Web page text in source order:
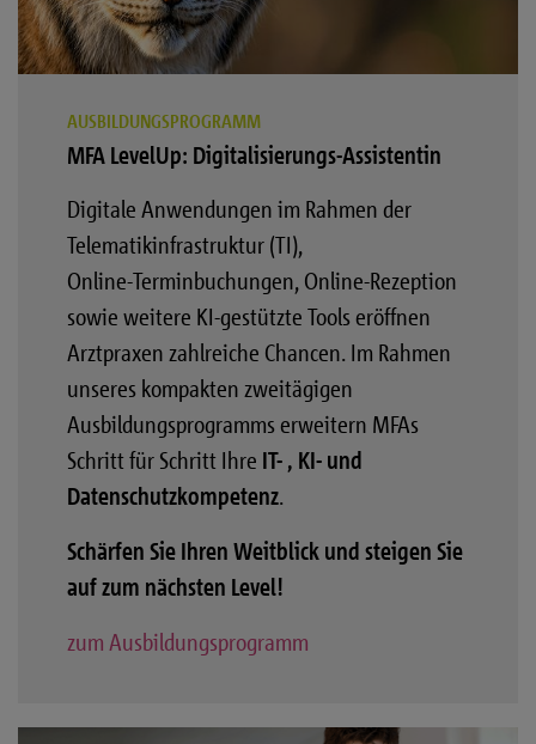
AUSBILDUNGSPROGRAMM
MFA LevelUp: Digitalisierungs-Assistentin
Digitale Anwendungen im Rahmen der
Telematikinfrastruktur (TI),
Online‑Terminbuchungen, Online-Rezeption
sowie weitere KI-gestützte Tools eröffnen
Arztpraxen zahlreiche Chancen. Im Rahmen
unseres kompakten zweitägigen
Ausbildungsprogramms erweitern MFAs
Schritt für Schritt Ihre IT- , KI- und
Datenschutzkompetenz.
Schärfen Sie Ihren Weitblick und steigen Sie
auf zum nächsten Level!
zum Ausbildungsprogramm